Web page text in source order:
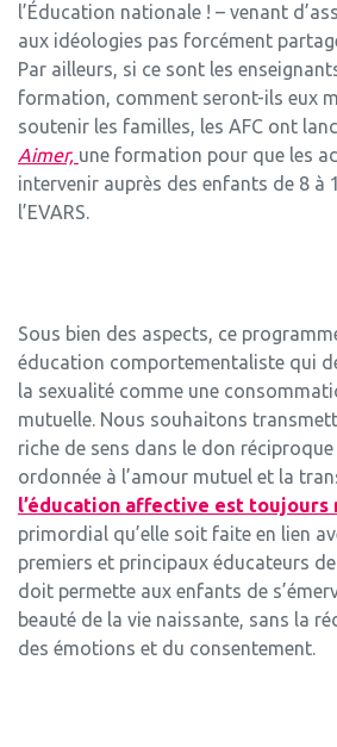
l’Éducation nationale ! – venant
aux idéologies pas forcément
Par ailleurs, si ce sont les
formation, comment seront-ils eux
soutenir les familles, les AFC ont
Aimer, une formation pour que les
intervenir auprès des enfants de 8 à
l’EVARS.
Sous bien des aspects, ce
éducation comportementaliste qui
la sexualité comme une
mutuelle. Nous souhaitons
riche de sens dans le don
ordonnée à l’amour mutuel et la
l’éducation affective est toujours
primordial qu’elle soit faite en lien
premiers et principaux éducateurs
doit permette aux enfants de
beauté de la vie naissante, sans la
des émotions et du consentement.